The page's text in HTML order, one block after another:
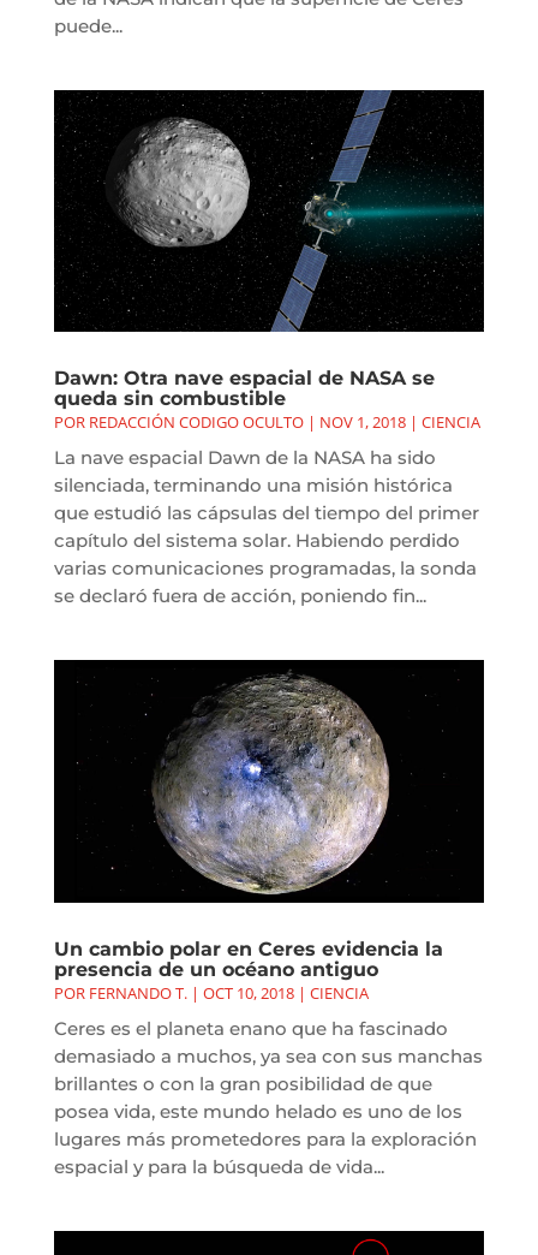
puede...
Dawn: Otra nave espacial de NASA se
queda sin combustible
POR REDACCIÓN CODIGO OCULTO| NOV 1, 2018| CIENCIA
La nave espacial Dawn de la NASA ha sido
silenciada, terminando una misión histórica
que estudió las cápsulas del tiempo del primer
capítulo del sistema solar. Habiendo perdido
varias comunicaciones programadas, la sonda
se declaró fuera de acción, poniendo fin...
Un cambio polar en Ceres evidencia la
presencia de un océano antiguo
POR FERNANDO T.| OCT 10, 2018| CIENCIA
Ceres es el planeta enano que ha fascinado
demasiado a muchos, ya sea con sus manchas
brillantes o con la gran posibilidad de que
posea vida, este mundo helado es uno de los
lugares más prometedores para la exploración
espacial y para la búsqueda de vida...